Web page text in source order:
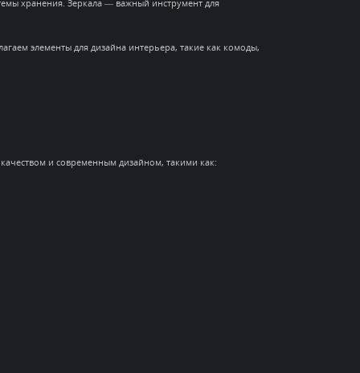
хранения. Зеркала — важный инструмент для
элементы для дизайна интерьера, такие как комоды,
и современным дизайном, такими как: